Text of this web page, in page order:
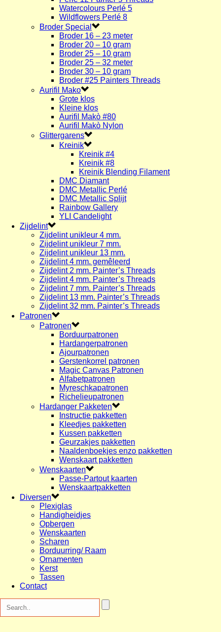
Watercolours Perlé 5
Wildflowers Perlé 8
Broder Special
Broder 16 – 23 meter
Broder 20 – 10 gram
Broder 25 – 10 gram
Broder 25 – 32 meter
Broder 30 – 10 gram
Broder #25 Painters Threads
Aurifil Mako
Grote klos
Kleine klos
Aurifil Makò #80
Aurifil Makò Nylon
Glittergarens
Kreinik
Kreinik #4
Kreinik #8
Kreinik Blending Filament
DMC Diamant
DMC Metallic Perlé
DMC Metallic Splijt
Rainbow Gallery
YLI Candelight
Zijdelint
Zijdelint unikleur 4 mm.
Zijdelint unikleur 7 mm.
Zijdelint unikleur 13 mm.
Zijdelint 4 mm. gemêleerd
Zijdelint 2 mm. Painter’s Threads
Zijdelint 4 mm. Painter’s Threads
Zijdelint 7 mm. Painter’s Threads
Zijdelint 13 mm. Painter’s Threads
Zijdelint 32 mm. Painter’s Threads
Patronen
Patronen
Borduurpatronen
Hardangerpatronen
Ajourpatronen
Gerstenkorrel patronen
Magic Canvas Patronen
Alfabetpatronen
Myreschkapatronen
Richelieupatronen
Hardanger Pakketen
Instructie pakketten
Kleedjes pakketten
Kussen pakketten
Geurzakjes pakketten
Naaldenboekjes enzo pakketten
Wenskaart pakketten
Wenskaarten
Passe-Partout kaarten
Wenskaartpakketten
Diversen
Plexiglas
Handigheidjes
Opbergen
Wenskaarten
Scharen
Borduurring/ Raam
Ornamenten
Kerst
Tassen
Contact